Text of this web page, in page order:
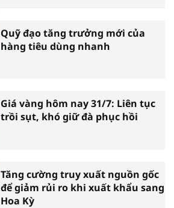
Quỹ đạo tăng trưởng mới của
hàng tiêu dùng nhanh
Giá vàng hôm nay 31/7: Liên tục
trồi sụt, khó giữ đà phục hồi
Tăng cường truy xuất nguồn gốc
để giảm rủi ro khi xuất khẩu sang
Hoa Kỳ